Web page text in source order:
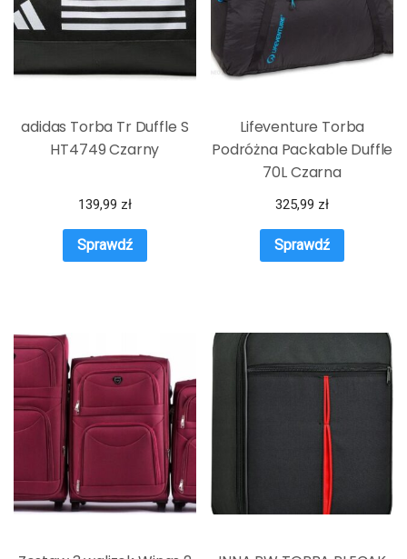
adidas Torba Tr Duffle S
HT4749 Czarny
139,99 zł
Sprawdź
Lifeventure Torba
Podróżna Packable Duffle
70L Czarna
325,99 zł
Sprawdź